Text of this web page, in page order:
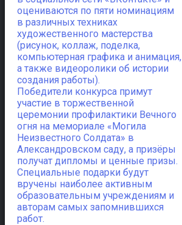
оцениваются по пяти номинациям
в различных техниках
художественного мастерства
(рисунок, коллаж, поделка,
компьютерная графика и анимация,
а также видеоролики об истории
создания работы).
Победители конкурса примут
участие в торжественной
церемонии профилактики Вечного
огня на мемориале «Могила
Неизвестного Солдата» в
Александровском саду, а призёры
получат дипломы и ценные призы.
Специальные подарки будут
вручены наиболее активным
образовательным учреждениям и
авторам самых запомнившихся
работ.